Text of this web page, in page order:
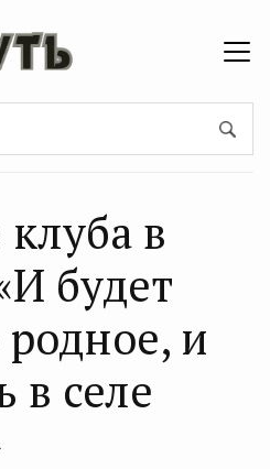
в
будет
и
в селе